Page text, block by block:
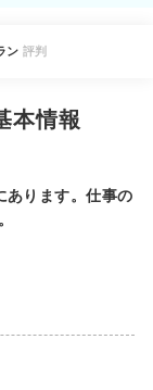
ン 評判
本情報
あります。仕事の